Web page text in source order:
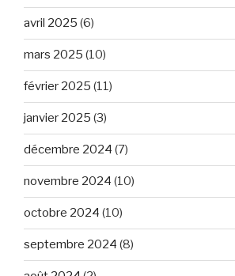
avril 2025 (6)
mars 2025 (10)
février 2025 (11)
janvier 2025 (3)
décembre 2024 (7)
novembre 2024 (10)
octobre 2024 (10)
septembre 2024 (8)